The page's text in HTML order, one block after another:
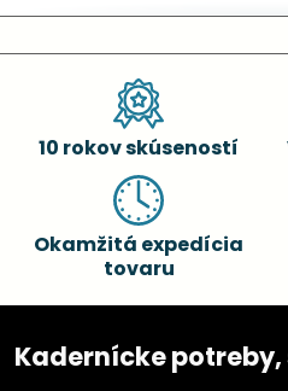
10 rokov skúseností
Okamžitá expedícia
tovaru
Kadernícke potreby,